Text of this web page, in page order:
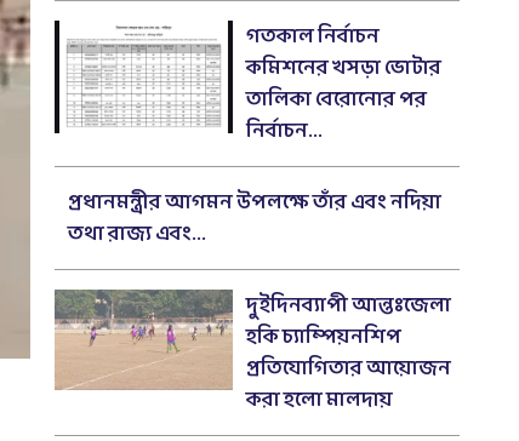
গতকাল নির্বাচন
কমিশনের খসড়া ভোটার
তালিকা বেরোনোর পর
নির্বাচন...
প্রধানমন্ত্রীর আগমন উপলক্ষে তাঁর এবং নদিয়া
তথা রাজ্য এবং...
দুইদিনব্যাপী আন্তঃজেলা
হকি চ্যাম্পিয়নশিপ
প্রতিযোগিতার আয়োজন
করা হলো মালদায়